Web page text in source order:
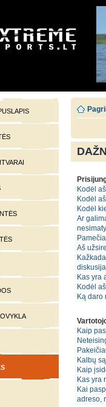
SPORTS.LT
Kodėl
Kodėl
Kodėl
Ar
Aš
Kas yra
Kodėl
Ką daro
Kaip
Kalbų
Kaip
Kas yra
Kai
adreso,